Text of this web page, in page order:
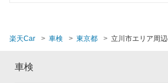
東村山市
整備保証
1級整備士在籍
楽天Car 車検 東京都 立川市エリア周
車検